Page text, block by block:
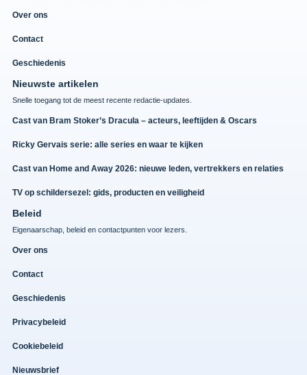
Over ons
Contact
Geschiedenis
Nieuwste artikelen
Snelle toegang tot de meest recente redactie-updates.
Cast van Bram Stoker’s Dracula – acteurs, leeftijden & Oscars
Ricky Gervais serie: alle series en waar te kijken
Cast van Home and Away 2026: nieuwe leden, vertrekkers en relaties
TV op schildersezel: gids, producten en veiligheid
Beleid
Eigenaarschap, beleid en contactpunten voor lezers.
Over ons
Contact
Geschiedenis
Privacybeleid
Cookiebeleid
Nieuwsbrief